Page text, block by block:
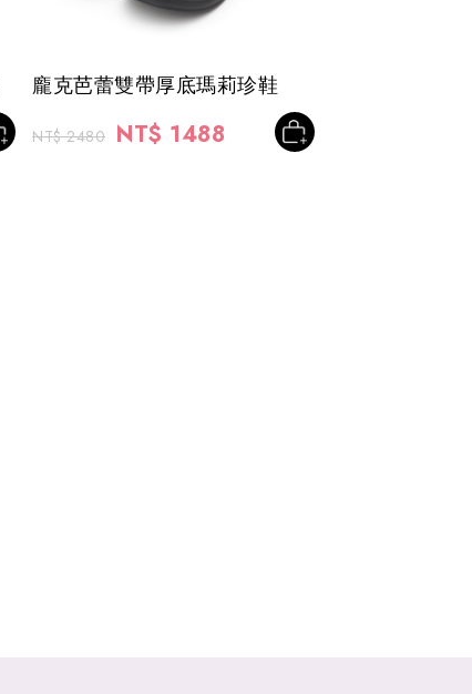
龐克芭蕾雙帶厚底瑪莉珍鞋
NT$ 2480 NT$ 1488